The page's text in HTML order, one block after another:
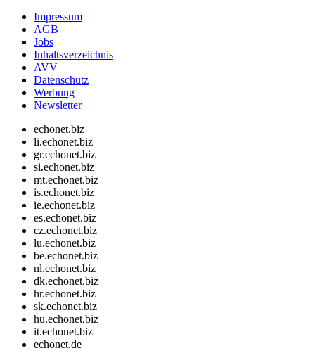
Impressum
AGB
Jobs
Inhaltsverzeichnis
AVV
Datenschutz
Werbung
Newsletter
echonet.biz
li.echonet.biz
gr.echonet.biz
si.echonet.biz
mt.echonet.biz
is.echonet.biz
ie.echonet.biz
es.echonet.biz
cz.echonet.biz
lu.echonet.biz
be.echonet.biz
nl.echonet.biz
dk.echonet.biz
hr.echonet.biz
sk.echonet.biz
hu.echonet.biz
it.echonet.biz
echonet.de